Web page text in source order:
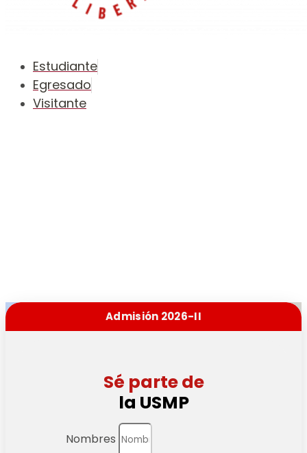
Estudiante
Egresado
Visitante
Sé parte de
la USMP
Nombres